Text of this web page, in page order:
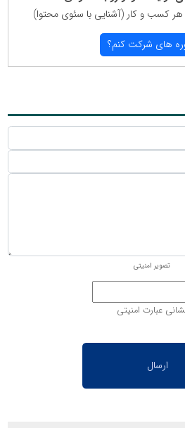
كسب و كار (آشنایی با سئوی محتوا)
های شركت كنم؟
عبارت امنیتی